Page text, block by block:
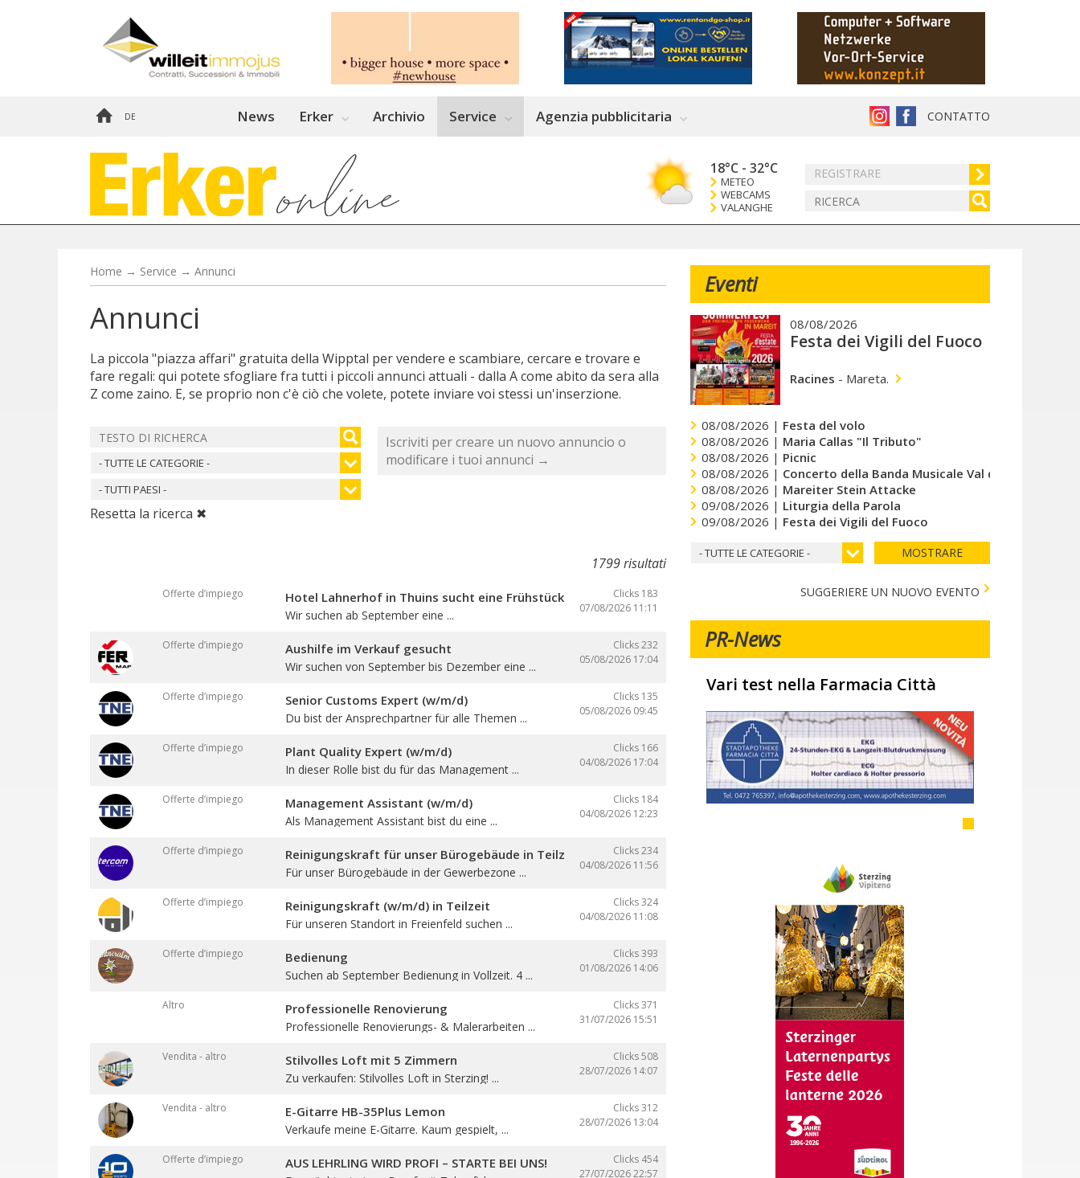
DE CONTATTO
News Erker Archivio Service Agenzia pubblicitaria
REGISTRARE
18°C - 32°C
METEO
WEBCAMS
VALANGHE
Home → Service → Annunci
Annunci
La piccola "piazza affari" gratuita della Wipptal per vendere e scambiare, cercare e trovare e
fare regali: qui potete sfogliare fra tutti i piccoli annunci attuali - dalla A come abito da sera alla
Z come zaino. E, se proprio non c'è ciò che volete, potete inviare voi stessi un'inserzione.
- TUTTE LE CATEGORIE -
- TUTTI PAESI -
Resetta la ricerca ✖
Iscriviti per creare un nuovo annuncio o
modificare i tuoi annunci →
1799 risultati
Offerte d’impiego
Clicks 183
07/08/2026 11:11
Hotel Lahnerhof in Thuins sucht eine Frühstücksbedienung
Wir suchen ab September eine ...
Offerte d’impiego
Clicks 232
05/08/2026 17:04
Aushilfe im Verkauf gesucht
Wir suchen von September bis Dezember eine ...
Offerte d’impiego
Clicks 135
05/08/2026 09:45
Senior Customs Expert (w/m/d)
Du bist der Ansprechpartner für alle Themen ...
Offerte d’impiego
Clicks 166
04/08/2026 17:04
Plant Quality Expert (w/m/d)
In dieser Rolle bist du für das Management ...
Offerte d’impiego
Clicks 184
04/08/2026 12:23
Management Assistant (w/m/d)
Als Management Assistant bist du eine ...
Offerte d’impiego
Clicks 234
04/08/2026 11:56
Reinigungskraft für unser Bürogebäude in Teilzeit
Für unser Bürogebäude in der Gewerbezone ...
Offerte d’impiego
Clicks 324
04/08/2026 11:08
Reinigungskraft (w/m/d) in Teilzeit
Für unseren Standort in Freienfeld suchen ...
Offerte d’impiego
Clicks 393
01/08/2026 14:06
Bedienung
Suchen ab September Bedienung in Vollzeit. 4 ...
Altro
Clicks 371
31/07/2026 15:51
Professionelle Renovierung
Professionelle Renovierungs- & Malerarbeiten ...
Vendita - altro
Clicks 508
28/07/2026 14:07
Stilvolles Loft mit 5 Zimmern
Zu verkaufen: Stilvolles Loft in Sterzing! ...
Vendita - altro
Clicks 312
28/07/2026 13:04
E-Gitarre HB-35Plus Lemon
Verkaufe meine E-Gitarre. Kaum gespielt, ...
Offerte d’impiego
Clicks 454
27/07/202622:57
AUS LEHRLING WIRD PROFI – STARTE BEI UNS!
Eventi
08/08/2026
Festa dei Vigili del Fuoco
Racines - Mareta.
08/08/2026 | Festa del volo
08/08/2026 | Maria Callas "Il Tributo"
08/08/2026 | Picnic
08/08/2026 | Concerto della Banda Musicale Val di Vizze
08/08/2026 | Mareiter Stein Attacke
09/08/2026 | Liturgia della Parola
09/08/2026 | Festa dei Vigili del Fuoco
- TUTTE LE CATEGORIE - MOSTRARE
SUGGERIERE UN NUOVO EVENTO
PR-News
Vari test nella Farmacia Città